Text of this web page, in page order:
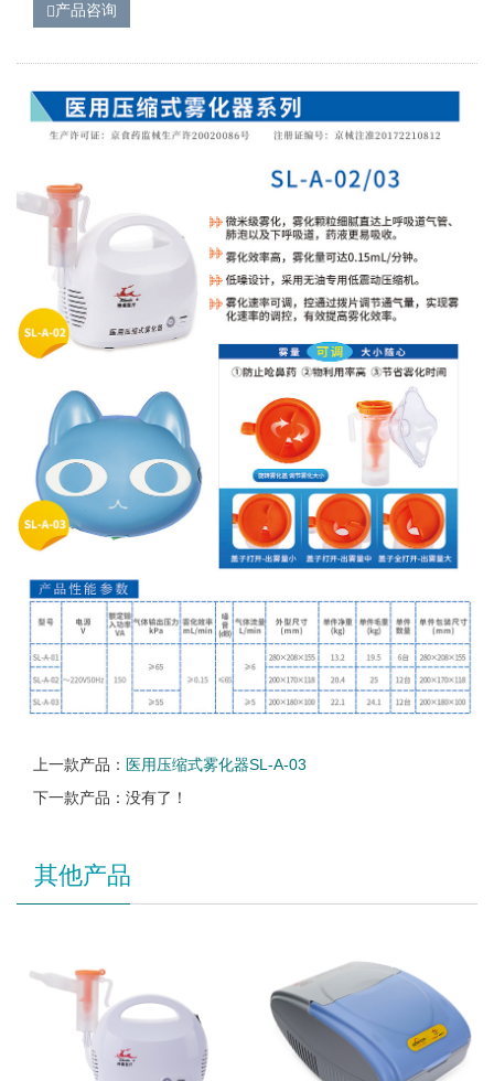
产品咨询
上一款产品： 医用压缩式雾化器SL-A-03
下一款产品：没有了！
其他产品